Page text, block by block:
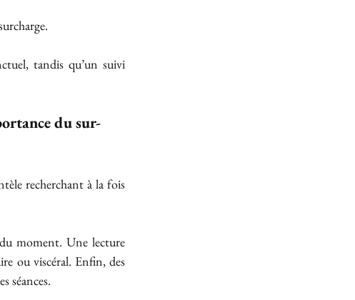
tandis qu’un suivi
du sur-
recherchant à la fois
moment. Une lecture
ou viscéral. Enfin, des
séances.